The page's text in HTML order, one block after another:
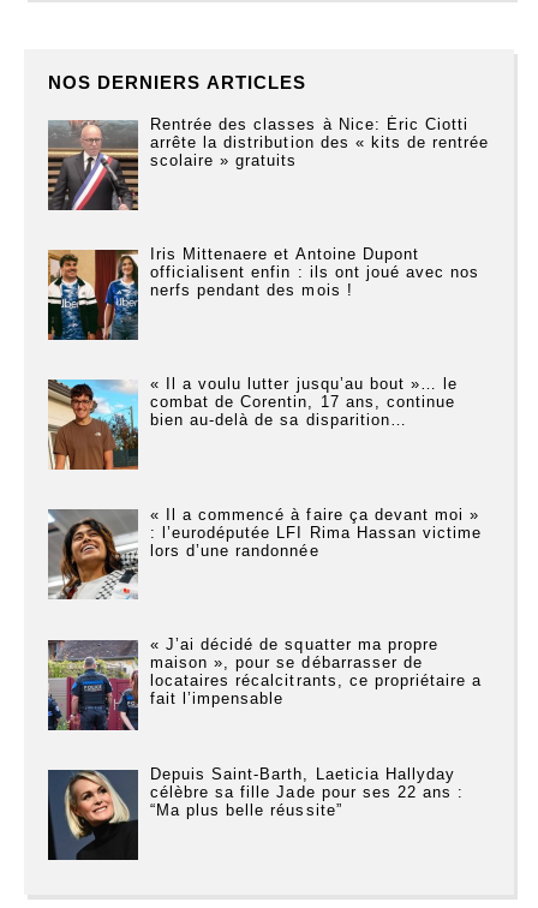
NOS DERNIERS ARTICLES
Rentrée des classes à Nice: Éric Ciotti
arrête la distribution des « kits de rentrée
scolaire » gratuits
Iris Mittenaere et Antoine Dupont
officialisent enfin : ils ont joué avec nos
nerfs pendant des mois !
« Il a voulu lutter jusqu’au bout »… le
combat de Corentin, 17 ans, continue
bien au-delà de sa disparition…
« Il a commencé à faire ça devant moi »
: l’eurodéputée LFI Rima Hassan victime
lors d’une randonnée
« J’ai décidé de squatter ma propre
maison », pour se débarrasser de
locataires récalcitrants, ce propriétaire a
fait l’impensable
Depuis Saint-Barth, Laeticia Hallyday
célèbre sa fille Jade pour ses 22 ans :
“Ma plus belle réussite”